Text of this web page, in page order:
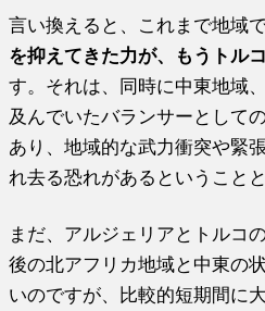
言い換えると、これまで地域
を抑えてきた力が、もうトル
す。それは、同時に中東地域
及んでいたバランサーとして
あり、地域的な武力衝突や緊
れ去る恐れがあるということ
まだ、アルジェリアとトルコ
後の北アフリカ地域と中東の
いのですが、比較的短期間に